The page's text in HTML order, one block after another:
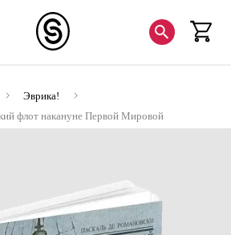
Эврика!
флот накануне Первой Мировой